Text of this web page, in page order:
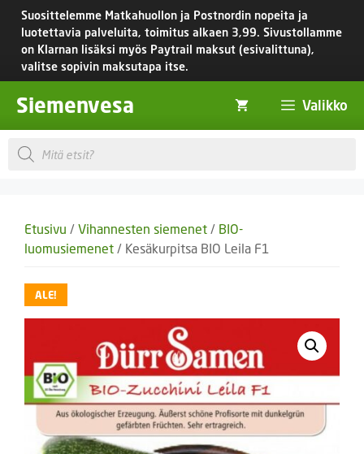
Siirry
sisältöön
Suosittelemme Matkahuollon ja Postnordin nopeita ja
luotettavia palveluita, toimitus alkaen 3,99. Sivustollamme
on Klarnan lisäksi myös Paytrail maksut (esivalittuna),
valitse sopivin maksutapa itse.
Siemenvesa Valikko
Products
search
Etusivu / Vihannesten siemenet / BIO-
luomusiemenet / Kesäkurpitsa BIO Leila F1
ALE!